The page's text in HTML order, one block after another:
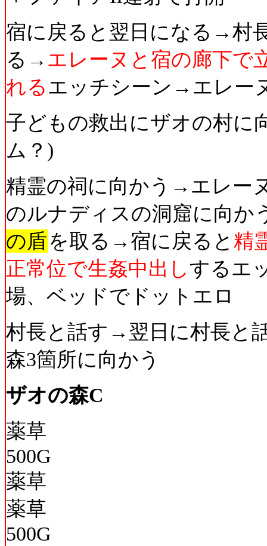
宿に戻ると翌日になる→村
る→ エレーヌと宿の廊下で
れるエッチシーン→エレー
子どもの救出にザオの村
ム？)
精霊の祠に向かう→エレー
のルナディスの洞窟に向
の盾を取る→宿に戻ると 精
正常位で生姦中出しするエ
場、ベッドでドットエロ
村長と話す→翌日に村長と
森3箇所に向かう
ザオの森C
薬草
500G
薬草
薬草
500G